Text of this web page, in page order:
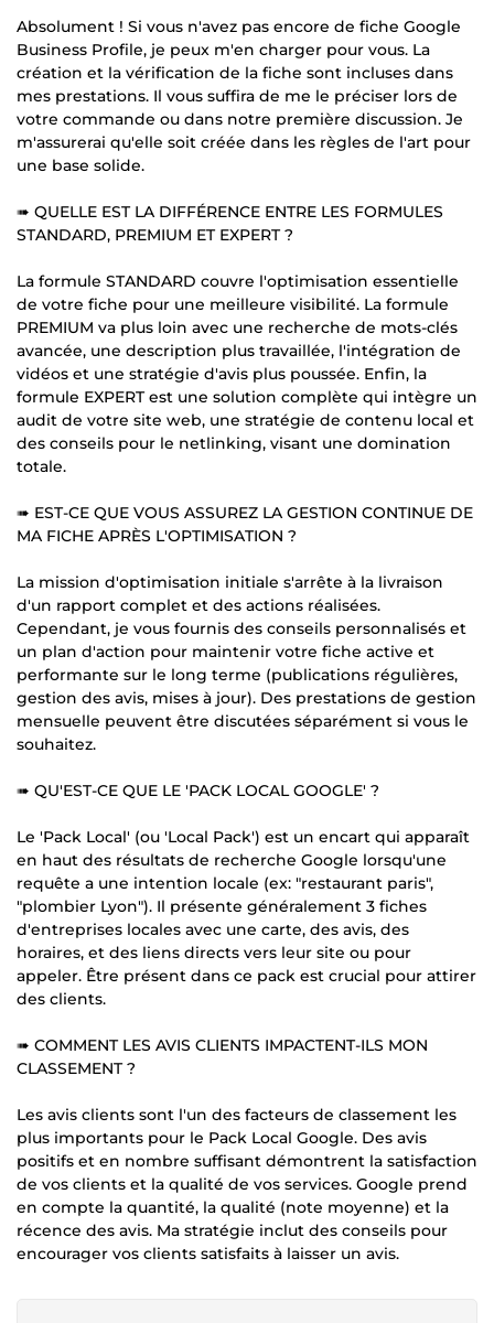
Absolument ! Si vous n'avez pas encore de fiche Google
Business Profile, je peux m'en charger pour vous. La
création et la vérification de la fiche sont incluses dans
mes prestations. Il vous suffira de me le préciser lors de
votre commande ou dans notre première discussion. Je
m'assurerai qu'elle soit créée dans les règles de l'art pour
une base solide.
➠ QUELLE EST LA DIFFÉRENCE ENTRE LES FORMULES
STANDARD, PREMIUM ET EXPERT ?
La formule STANDARD couvre l'optimisation essentielle
de votre fiche pour une meilleure visibilité. La formule
PREMIUM va plus loin avec une recherche de mots-clés
avancée, une description plus travaillée, l'intégration de
vidéos et une stratégie d'avis plus poussée. Enfin, la
formule EXPERT est une solution complète qui intègre un
audit de votre site web, une stratégie de contenu local et
des conseils pour le netlinking, visant une domination
totale.
➠ EST-CE QUE VOUS ASSUREZ LA GESTION CONTINUE DE
MA FICHE APRÈS L'OPTIMISATION ?
La mission d'optimisation initiale s'arrête à la livraison
d'un rapport complet et des actions réalisées.
Cependant, je vous fournis des conseils personnalisés et
un plan d'action pour maintenir votre fiche active et
performante sur le long terme (publications régulières,
gestion des avis, mises à jour). Des prestations de gestion
mensuelle peuvent être discutées séparément si vous le
souhaitez.
➠ QU'EST-CE QUE LE 'PACK LOCAL GOOGLE' ?
Le 'Pack Local' (ou 'Local Pack') est un encart qui apparaît
en haut des résultats de recherche Google lorsqu'une
requête a une intention locale (ex: "restaurant paris",
"plombier Lyon"). Il présente généralement 3 fiches
d'entreprises locales avec une carte, des avis, des
horaires, et des liens directs vers leur site ou pour
appeler. Être présent dans ce pack est crucial pour attirer
des clients.
➠ COMMENT LES AVIS CLIENTS IMPACTENT-ILS MON
CLASSEMENT ?
Les avis clients sont l'un des facteurs de classement les
plus importants pour le Pack Local Google. Des avis
positifs et en nombre suffisant démontrent la satisfaction
de vos clients et la qualité de vos services. Google prend
en compte la quantité, la qualité (note moyenne) et la
récence des avis. Ma stratégie inclut des conseils pour
encourager vos clients satisfaits à laisser un avis.